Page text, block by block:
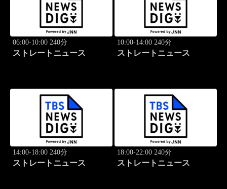
06:00-10:00 240分
ストレートニュース
10:00-14:00 240分
ストレートニュース
14:00-18:00 240分
ストレートニュース
18:00-22:00 240分
ストレートニュース